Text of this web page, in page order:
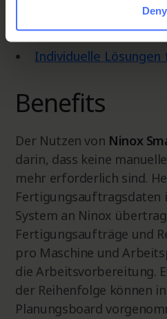
Deny
Individuelle Lösungen
Benefits
Der Nutzen von Ninox
darin, dass keine
mehr erforderlich sind.
Fertigungsauftragsdaten
System an Ninox
Fertigungsaufträge und
pro Maschine und
die Arbeitsvorbereitung.
der Reihenfolge können
Planungsboard